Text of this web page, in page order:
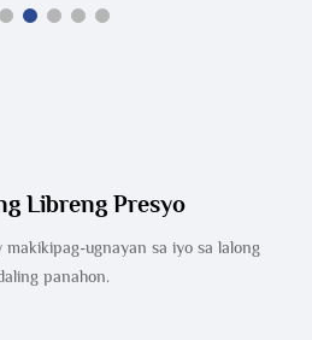
Libreng Presyo
ugnayan sa iyo sa lalong
panahon.